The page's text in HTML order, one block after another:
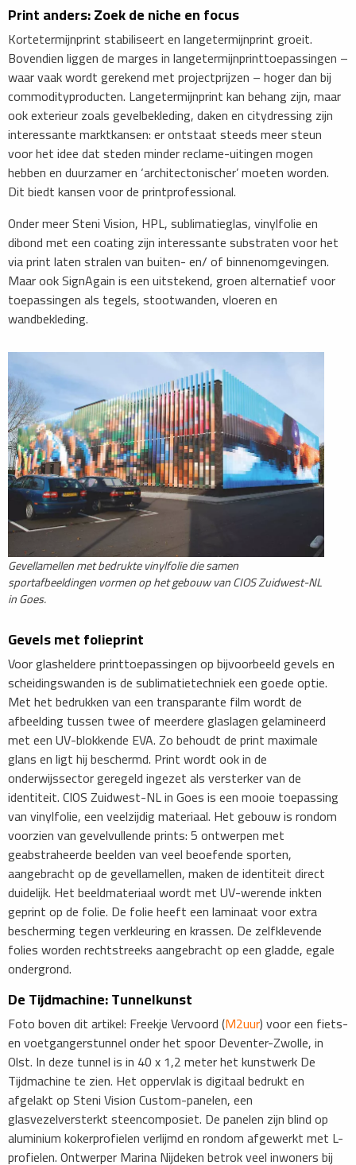
Print anders: Zoek de niche en focus
Kortetermijnprint stabiliseert en langetermijnprint groeit.
Bovendien liggen de marges in langetermijnprinttoepassingen –
waar vaak wordt gerekend met projectprijzen – hoger dan bij
commodityproducten. Langetermijnprint kan behang zijn, maar
ook exterieur zoals gevelbekleding, daken en citydressing zijn
interessante marktkansen: er ontstaat steeds meer steun
voor het idee dat steden minder reclame-uitingen mogen
hebben en duurzamer en ‘architectonischer’ moeten worden.
Dit biedt kansen voor de printprofessional.
Onder meer Steni Vision, HPL, sublimatieglas, vinylfolie en
dibond met een coating zijn interessante substraten voor het
via print laten stralen van buiten- en/ of binnenomgevingen.
Maar ook SignAgain is een uitstekend, groen alternatief voor
toepassingen als tegels, stootwanden, vloeren en
wandbekleding.
Gevellamellen met bedrukte vinylfolie die samen
sportafbeeldingen vormen op het gebouw van CIOS Zuidwest-NL
in Goes.
Gevels met folieprint
Voor glasheldere printtoepassingen op bijvoorbeeld gevels en
scheidingswanden is de sublimatietechniek een goede optie.
Met het bedrukken van een transparante film wordt de
afbeelding tussen twee of meerdere glaslagen gelamineerd
met een UV-blokkende EVA. Zo behoudt de print maximale
glans en ligt hij beschermd. Print wordt ook in de
onderwijssector geregeld ingezet als versterker van de
identiteit. CIOS Zuidwest-NL in Goes is een mooie toepassing
van vinylfolie, een veelzijdig materiaal. Het gebouw is rondom
voorzien van gevelvullende prints: 5 ontwerpen met
geabstraheerde beelden van veel beoefende sporten,
aangebracht op de gevellamellen, maken de identiteit direct
duidelijk. Het beeldmateriaal wordt met UV-werende inkten
geprint op de folie. De folie heeft een laminaat voor extra
bescherming tegen verkleuring en krassen. De zelfklevende
folies worden rechtstreeks aangebracht op een gladde, egale
ondergrond.
De Tijdmachine: Tunnelkunst
Foto boven dit artikel: Freekje Vervoord (M2uur) voor een fiets-
en voetgangerstunnel onder het spoor Deventer-Zwolle, in
Olst. In deze tunnel is in 40 x 1,2 meter het kunstwerk De
Tijdmachine te zien. Het oppervlak is digitaal bedrukt en
afgelakt op Steni Vision Custom-panelen, een
glasvezelversterkt steencomposiet. De panelen zijn blind op
aluminium kokerprofielen verlijmd en rondom afgewerkt met L-
profielen. Ontwerper Marina Nijdeken betrok veel inwoners bij